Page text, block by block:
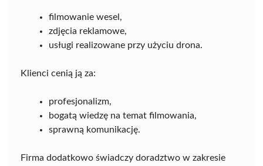
filmowanie wesel,
zdjęcia reklamowe,
usługi realizowane przy użyciu drona.
Klienci cenią ją za:
profesjonalizm,
bogatą wiedzę na temat filmowania,
sprawną komunikację.
Firma dodatkowo świadczy doradztwo w zakresie